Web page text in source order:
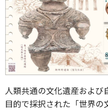
人類共通の文化遺産および
目的で採択された「世界